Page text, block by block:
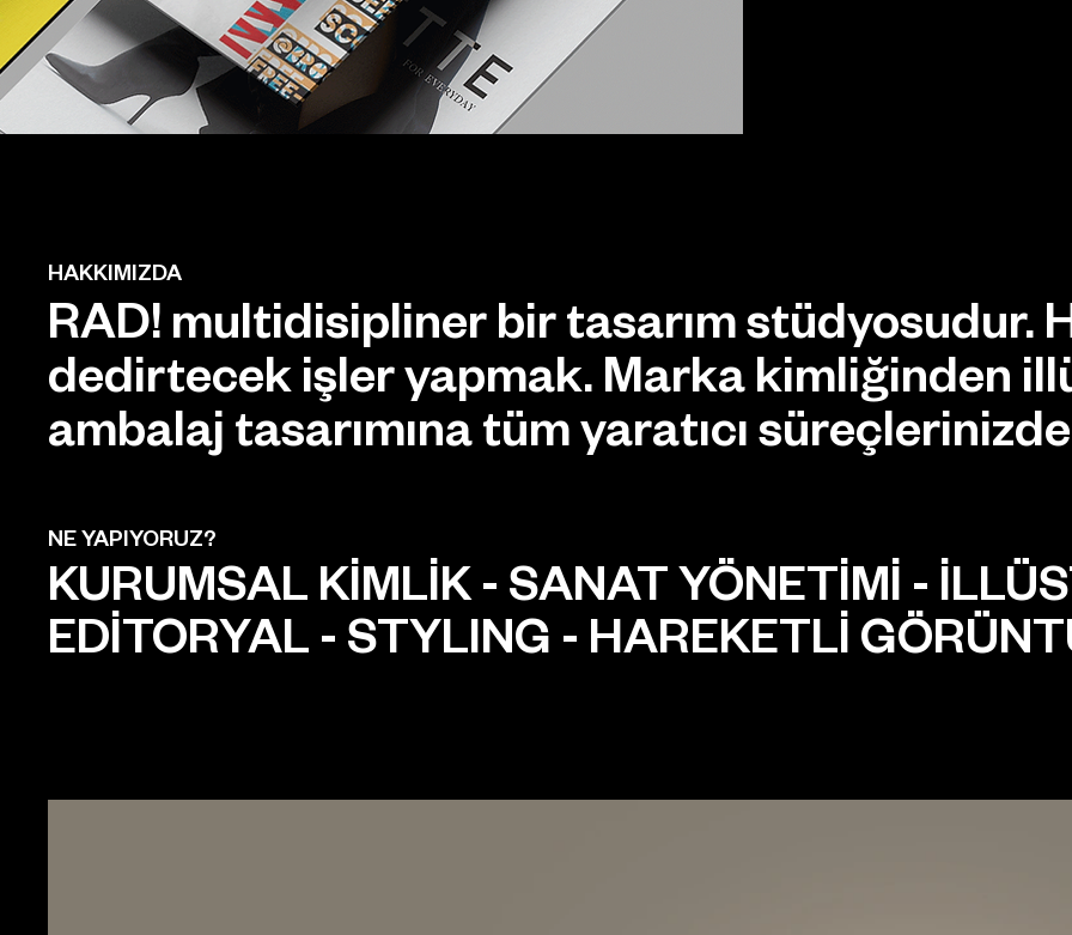
HAKKIMIZDA
RAD! multidisipliner bir tasarım stüdyosudur.
dedirtecek işler yapmak. Marka kimliğinden
ambalaj tasarımına tüm yaratıcı
NE YAPIYORUZ?
KURUMSAL KİMLİK - SANAT YÖNETİMİ -
EDİTORYAL - STYLING - HAREKETLİ